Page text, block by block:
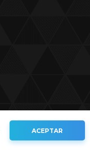
ACEPTAR